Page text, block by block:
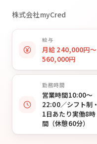
株式会社myCred
給与
月給 240,000円〜
560,000円
勤務時間
営業時間10:00〜
22:00／シフト制・
1日あたり実働8時
間（休憩60分）